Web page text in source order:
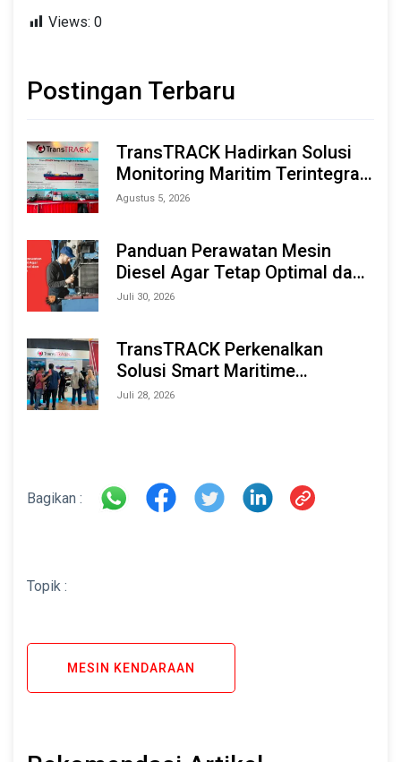
Views: 0
Postingan Terbaru
TransTRACK Hadirkan Solusi
Monitoring Maritim Terintegrasi
Berbasis AI & IoT di Indonesia
Agustus 5, 2026
Panduan Perawatan Mesin
Diesel Agar Tetap Optimal dan
Tahan Lama
Juli 30, 2026
TransTRACK Perkenalkan
Solusi Smart Maritime
Monitoring Berbasis AI dan IoT
Juli 28, 2026
Bagikan :
Topik :
MESIN KENDARAAN